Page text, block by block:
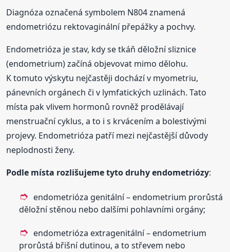
Diagnóza označená symbolem N804 znamená
endometriózu rektovaginální přepážky a pochvy.
Endometrióza je stav, kdy se tkáň děložní sliznice
(endometrium) začíná objevovat mimo dělohu.
K tomuto výskytu nejčastěji dochází v myometriu,
pánevních orgánech či v lymfatických uzlinách. Tato
místa pak vlivem hormonů rovněž prodělávají
menstruační cyklus, a to i s krvácením a bolestivými
projevy. Endometrióza patří mezi nejčastější důvody
neplodnosti ženy.
Podle místa rozlišujeme tyto druhy endometriózy:
endometrióza genitální – endometrium prorůstá
děložní stěnou nebo dalšími pohlavními orgány;
endometrióza extragenitální – endometrium
prorůstá břišní dutinou, a to střevem nebo